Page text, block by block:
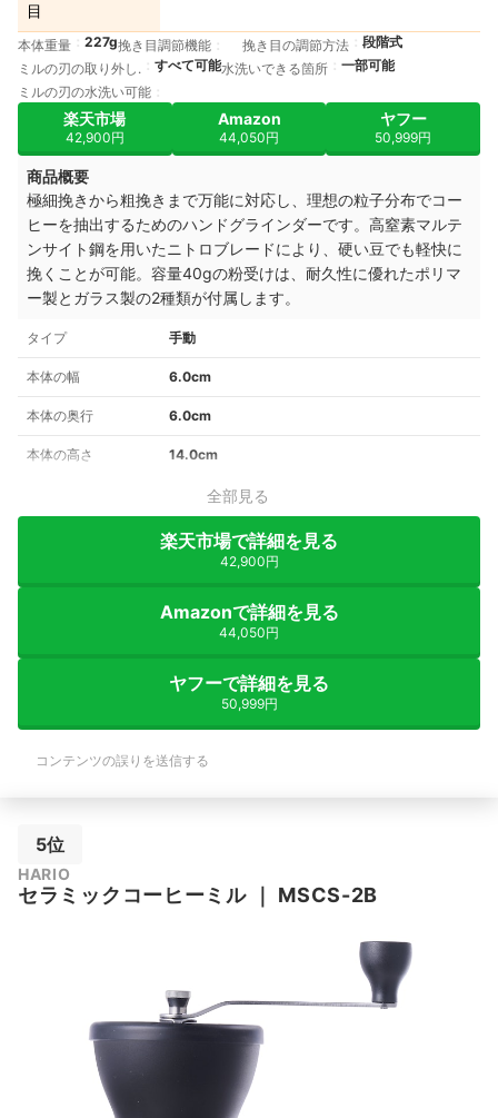
目
本体重量 227g挽き目調節機能 挽き目の調節方法
段階式
ミルの刃の取り外し.
すべて可能水洗いできる箇所
一部可能
ミルの刃の水洗い可能
楽天市場
42,900円
Amazon
44,050円
ヤフー
50,999円
商品概要
極細挽きから粗挽きまで万能に対応し、理想の粒子分布でコー
ヒーを抽出するためのハンドグラインダーです。高窒素マルテ
ンサイト鋼を用いたニトロブレードにより、硬い豆でも軽快に
挽くことが可能。容量40gの粉受けは、耐久性に優れたポリマ
ー製とガラス製の2種類が付属します。
タイプ 手動
本体の幅 6.0cm
本体の奥行 6.0cm
本体の高さ 14.0cm
全部見る
楽天市場で詳細を見る
42,900円
Amazonで詳細を見る
44,050円
ヤフーで詳細を見る
50,999円
コンテンツの誤りを送信する
5位
HARIO
セラミックコーヒーミル｜ MSCS-2B